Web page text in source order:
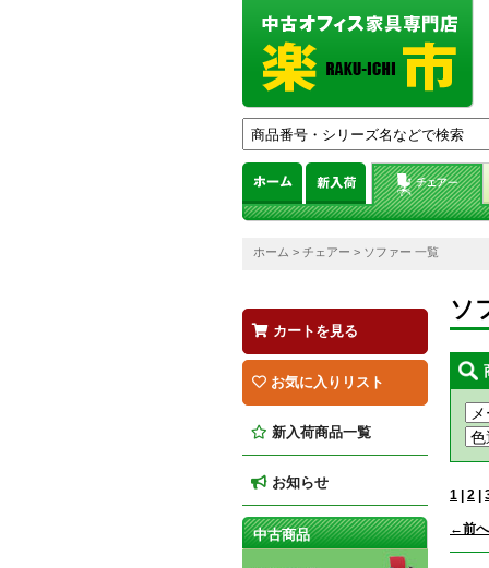
ホーム > チェアー > ソファー 一覧
ソ
1 2
←前へ
カートを見る
お気に入りリスト
新入荷商品一覧
お知らせ
中古商品